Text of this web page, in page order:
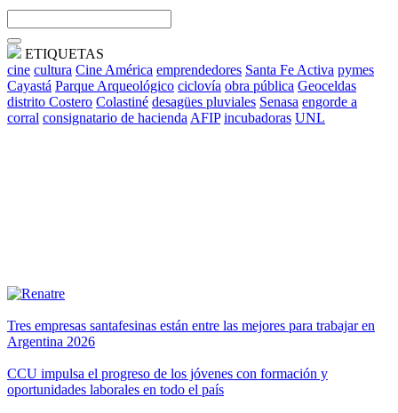
ETIQUETAS
cine cultura Cine América emprendedores Santa Fe Activa pymes
Cayastá Parque Arqueológico ciclovía obra pública Geoceldas
distrito Costero Colastiné desagües pluviales Senasa engorde a
corral consignatario de hacienda AFIP incubadoras UNL
Tres empresas santafesinas están entre las mejores para trabajar en
Argentina 2026
CCU impulsa el progreso de los jóvenes con formación y
oportunidades laborales en todo el país